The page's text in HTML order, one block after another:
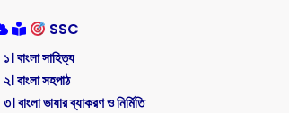
SSC
১। বাংলা সাহিত্য
২। বাংলা সহপাঠ
৩। বাংলা ভাষার ব্যাকরণ ও নির্মিতি